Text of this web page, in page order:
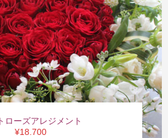
ローズアレジメント
¥18.700